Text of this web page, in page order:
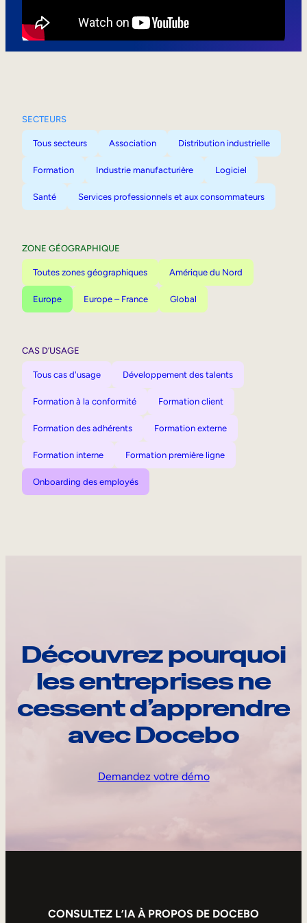
SECTEURS
Tous secteurs Association Distribution industrielle
Formation Industrie manufacturière Logiciel
Santé Services professionnels et aux consommateurs
ZONE GÉOGRAPHIQUE
Toutes zones géographiques Amérique du Nord
Europe Europe – France Global
CAS D’USAGE
Tous cas d'usage Développement des talents
Formation à la conformité Formation client
Formation des adhérents Formation externe
Formation interne Formation première ligne
Onboarding des employés
Découvrez pourquoi
les entreprises ne
cessent d’apprendre
avec Docebo
Demandez votre démo
CONSULTEZ L’IA À PROPOS DE DOCEBO